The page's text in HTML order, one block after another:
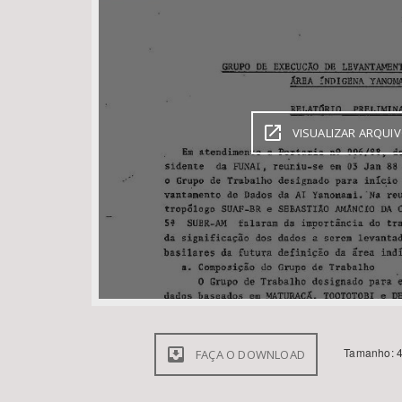
VISUALIZAR
FAÇA O DOWNLOAD Tamanho: